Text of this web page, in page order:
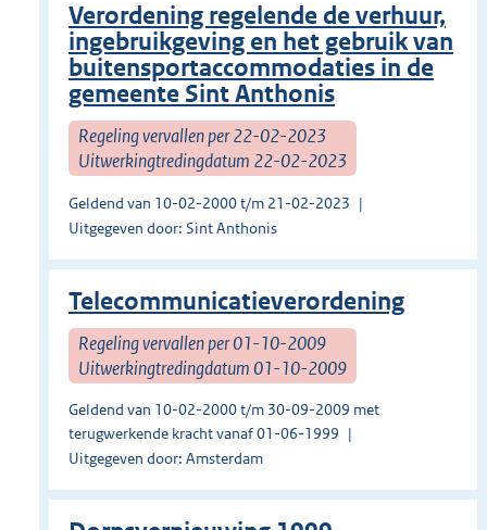
Verordening regelende de verhuur,
ingebruikgeving en het gebruik van
buitensportaccommodaties in de
gemeente Sint Anthonis
Regeling vervallen per 22-02-2023
Uitwerkingtredingdatum 22-02-2023
Geldend van 10-02-2000 t/m 21-02-2023
Uitgegeven door: Sint Anthonis
Telecommunicatieverordening
Regeling vervallen per 01-10-2009
Uitwerkingtredingdatum 01-10-2009
Geldend van 10-02-2000 t/m 30-09-2009 met
terugwerkende kracht vanaf 01-06-1999
Uitgegeven door: Amsterdam